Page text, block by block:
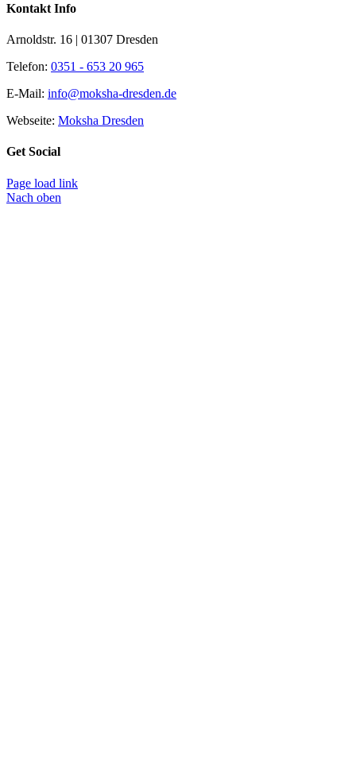
Kontakt Info
Arnoldstr. 16 | 01307 Dresden
Telefon: 0351 - 653 20 965
E-Mail: info@moksha-dresden.de
Webseite: Moksha Dresden
Get Social
Page load link
Nach oben